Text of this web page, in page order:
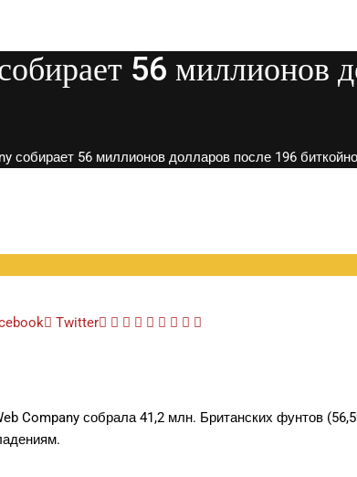
56 миллионов
собирает 56 миллионов долларов после 196
Twitter Google+
LinkedIn
Whatsapp
StumbleUpon
Tumblr
Pinterest
Reddit
Share
Company собрала 41,2 млн. Британских фунтов